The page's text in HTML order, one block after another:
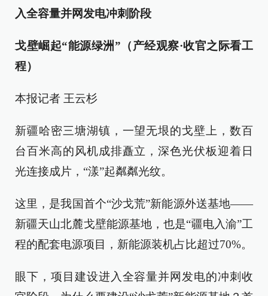
入全容量并网发电冲刺阶段
戈壁崛起“能源绿洲”（产经观察·收官之际看工
程）
本报记者 王云杉
新疆哈密三塘湖镇，一望无垠的戈壁上，数百
台百米高的风机成排矗立，深色光伏板迎着日
光连接成片，“漾”起粼粼光纹。
这里，是我国首个“沙戈荒”新能源外送基地——
新疆天山北麓戈壁能源基地，也是“疆电入渝”工
程的配套电源项目，新能源装机占比超过70%。
眼下，项目建设进入全容量并网发电的冲刺收